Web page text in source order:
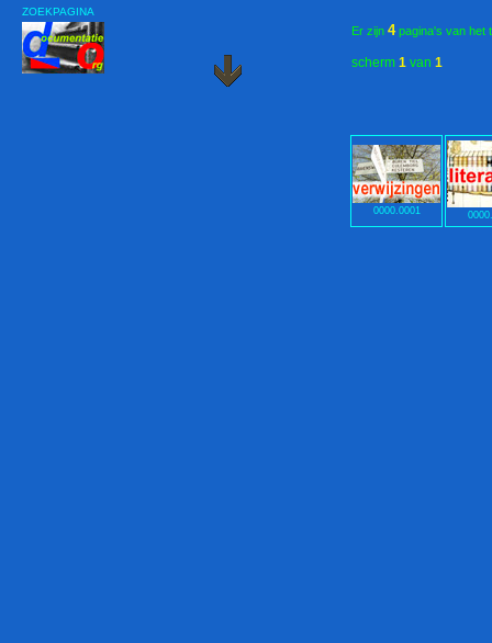
ZOEKPAGINA
Er zijn 4pagina's van het
0000.0001
scherm 1 van 1